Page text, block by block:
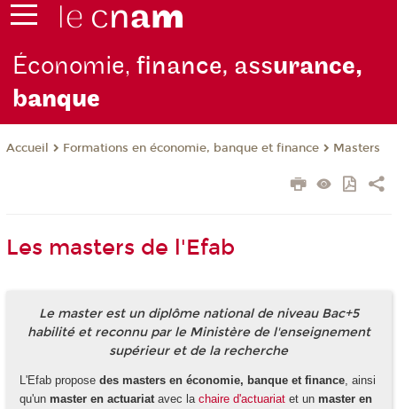
Économie,finance, assurance,
banque
Accueil Formations en économie, banque et finance Masters
Les masters de l'Efab
Le master est un diplôme national de niveau Bac+5
habilité et reconnu par le Ministère de l'enseignement
supérieur et de la recherche
L'Efab propose des masters en économie, banque et finance, ainsi
qu'un master en actuariatavec la chaire d'actuariatet un master en